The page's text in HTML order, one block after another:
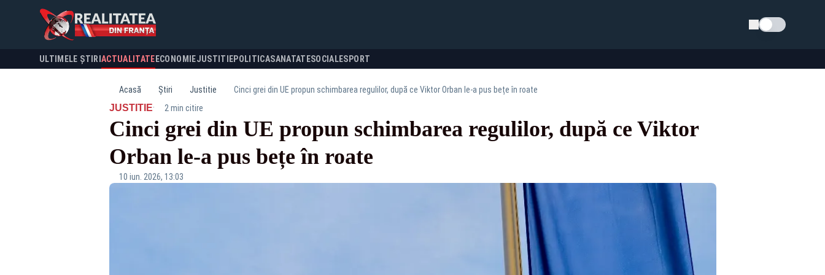
Schimba tema
ULTIMELE ȘTIRI ACTUALITATE ECONOMIEJUSTITIEPOLITICASANATATESOCIALESPORT
Acasă Știri Justitie Cinci grei din UE propun schimbarea regulilor, după ce Viktor Orban le-a pus bețe în roate
JUSTITIE· 2 min citire
Cinci grei din UE propun schimbarea regulilor, după ce Viktor
Orban le-a pus bețe în roate
10 iun. 2026, 13:03